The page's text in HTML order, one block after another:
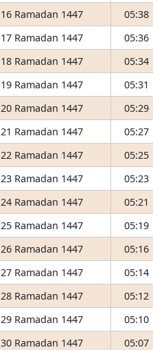
16 Ramadan 1447 05:38
17 Ramadan 1447 05:36
18 Ramadan 1447 05:34
19 Ramadan 1447 05:31
20 Ramadan 1447 05:29
21 Ramadan 1447 05:27
22 Ramadan 1447 05:25
23 Ramadan 1447 05:23
24 Ramadan 1447 05:21
25 Ramadan 1447 05:19
26 Ramadan 1447 05:16
27 Ramadan 1447 05:14
28 Ramadan 1447 05:12
29 Ramadan 1447 05:10
30 Ramadan 1447 05:07